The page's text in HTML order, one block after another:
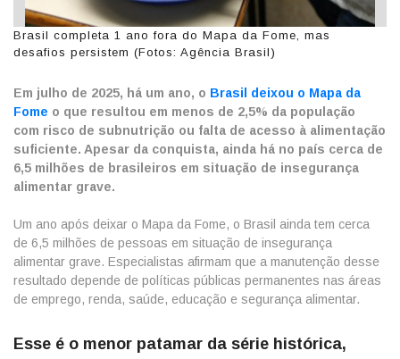
Brasil completa 1 ano fora do Mapa da Fome, mas
desafios persistem (Fotos: Agência Brasil)
Em julho de 2025, há um ano, o Brasil deixou o Mapa da
Fome o que resultou em menos de 2,5% da população
com risco de subnutrição ou falta de acesso à alimentação
suficiente. Apesar da conquista, ainda há no país cerca de
6,5 milhões de brasileiros em situação de insegurança
alimentar grave.
Um ano após deixar o Mapa da Fome, o Brasil ainda tem cerca
de 6,5 milhões de pessoas em situação de insegurança
alimentar grave. Especialistas afirmam que a manutenção desse
resultado depende de políticas públicas permanentes nas áreas
de emprego, renda, saúde, educação e segurança alimentar.
Esse é o menor patamar da série histórica,